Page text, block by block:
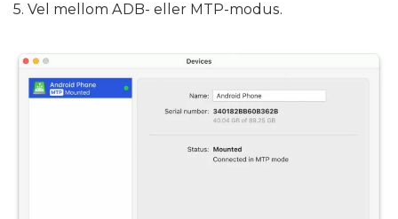
5. Vel mellom ADB- eller MTP-modus.